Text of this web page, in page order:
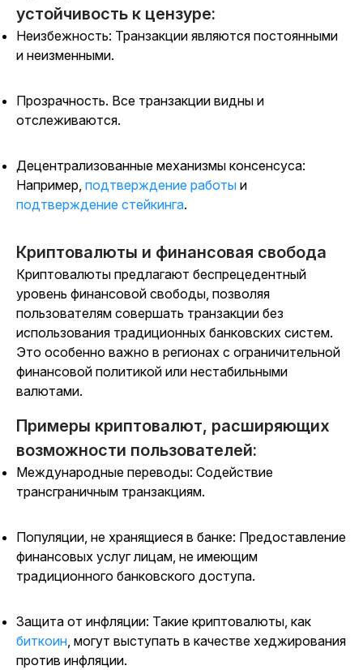
устойчивость к цензуре:
Неизбежность: Транзакции являются постоянными
и неизменными.
Прозрачность. Все транзакции видны и
отслеживаются.
Децентрализованные механизмы консенсуса:
Например, подтверждение работы и
подтверждение стейкинга.
Криптовалюты и финансовая свобода
Криптовалюты предлагают беспрецедентный
уровень финансовой свободы, позволяя
пользователям совершать транзакции без
использования традиционных банковских систем.
Это особенно важно в регионах с ограничительной
финансовой политикой или нестабильными
валютами.
Примеры криптовалют, расширяющих
возможности пользователей:
Международные переводы: Содействие
трансграничным транзакциям.
Популяции, не хранящиеся в банке: Предоставление
финансовых услуг лицам, не имеющим
традиционного банковского доступа.
Защита от инфляции: Такие криптовалюты, как
биткоин, могут выступать в качестве хеджирования
против инфляции.